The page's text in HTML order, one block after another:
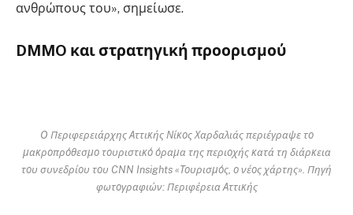
ανθρώπους του», σημείωσε.
DMMO και στρατηγική προορισμού
Ο Περιφερειάρχης Αττικής Νίκος Χαρδαλιάς περιέγραψε το
μακροπρόθεσμο τουριστικό όραμα της περιοχής κατά τη διάρκεια
του συνεδρίου του CNN Insights «Τουρισμός, ο νέος χάρτης». Πηγή
φωτογραφιών: Περιφέρεια Αττικής